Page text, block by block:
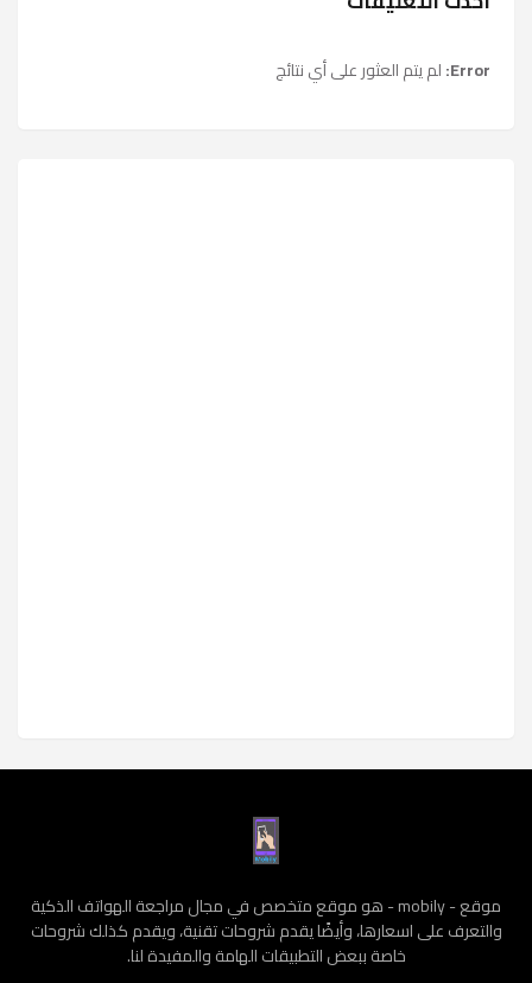
Error: لم يتم العثور على أي نتائج
موقع - mobily - هو موقع متخصص في مجال مراجعة الهواتف الذكية
والتعرف على اسعارها، وأيضًا يقدم شروحات تقنية، ويقدم كذلك شروحات
خاصة ببعض التطبيقات الهامة والمفيدة لنا.